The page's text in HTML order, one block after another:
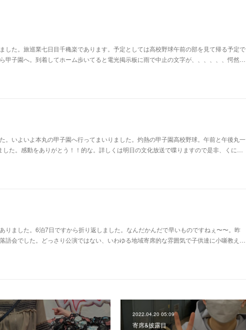
した。旅巡業七日目千穐楽であります。予定としては高校野球午前の部を見て帰る予定で
甲子園へ。到着してホーム歩いてると電光掲示板に雨で中止の文字が、、、、、、愕然…
。いよいよ本丸の甲子園へ行ってまいりました。灼熱の甲子園高校野球。午前と午後丸一
た。感動をありがとう！！的な。詳しくは明日の文化放送で喋りますので是非、くに…
りました。6泊7日ですから折り返しました。なんだかんだで早いものですねぇ〜〜。昨
語会でした。どっさり公演ではない、いわゆる地域寄席的な雰囲気で子供達に小噺教え…
2022.04.20 05:09
寄席&披露目